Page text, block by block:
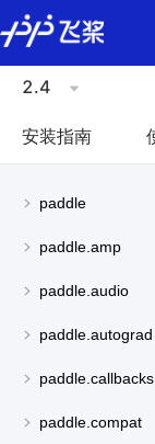
\u200E
2.4
安装指南
paddle
paddle.amp
paddle.audio
paddle.autograd
paddle.callbacks
paddle.compat